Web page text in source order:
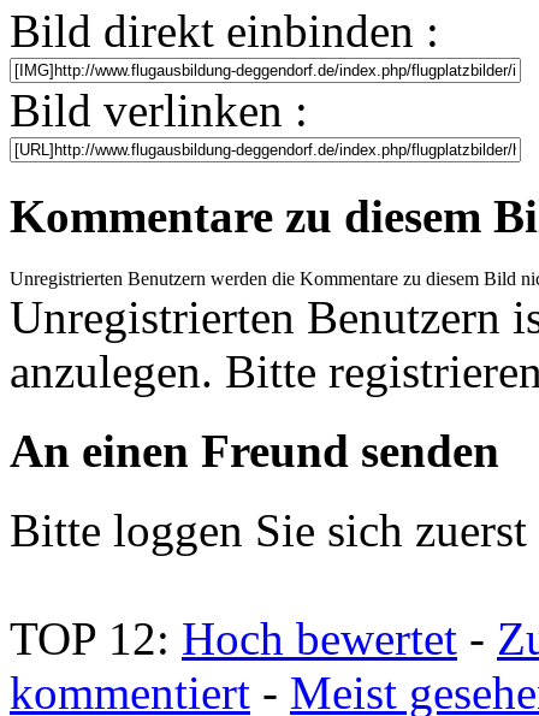
Bild direkt einbinden :
Bild verlinken :
Kommentare zu diesem
Unregistrierten Benutzern werden die Kommentare zu diesem Bild
Unregistrierten Benutzern
anzulegen. Bitte
An einen Freund senden
Bitte loggen Sie sich
TOP 12: Hoch bewertet -
kommentiert - Meist